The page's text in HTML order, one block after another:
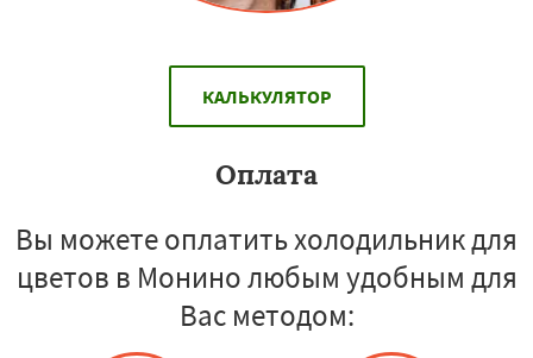
КАЛЬКУЛЯТОР
Оплата
Вы можете оплатить холодильник для
цветов в Монино любым удобным для
Вас методом: